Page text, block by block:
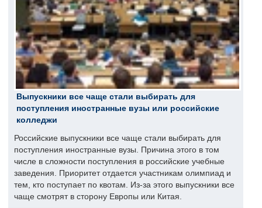
Выпускники все чаще стали выбирать для
поступления иностранные вузы или российские
колледжи
Российские выпускники все чаще стали выбирать для
поступления иностранные вузы. Причина этого в том
числе в сложности поступления в российские учебные
заведения. Приоритет отдается участникам олимпиад и
тем, кто поступает по квотам. Из-за этого выпускники все
чаще смотрят в сторону Европы или Китая.